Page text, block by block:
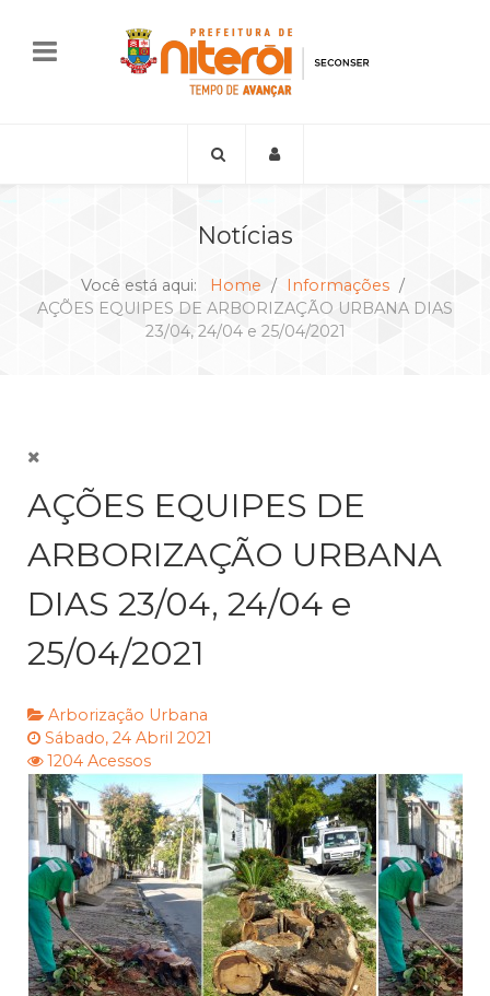
Notícias
Você está aqui: Home
Informações
AÇÕES EQUIPES DE ARBORIZAÇÃO URBANA DIAS
23/04, 24/04 e 25/04/2021
AÇÕES EQUIPES DE
ARBORIZAÇÃO URBANA
DIAS 23/04, 24/04 e
25/04/2021
Arborização Urbana
Sábado, 24 Abril 2021
1204 Acessos